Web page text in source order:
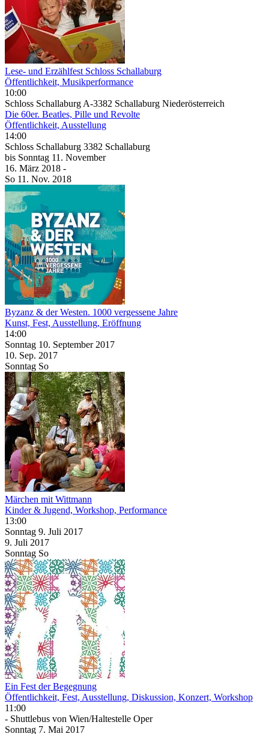
Lese- und Erzählfest Schloss Schallaburg
Öffentlichkeit, Musikperformance
10:00
Schloss Schallaburg A-3382 Schallaburg Niederösterreich
Die 60er. Beatles, Pille und Revolte
Öffentlichkeit, Ausstellung
14:00
Schloss Schallaburg 3382 Schallaburg
bis Sonntag 11. November
16. März 2018 -
So 11. Nov. 2018
Byzanz & der Westen. 1000 vergessene Jahre
Kunst, Fest, Ausstellung, Eröffnung
14:00
Sonntag 10. September 2017
10. Sep. 2017
Sonntag So
Märchen mit Wittmann
Kinder & Jugend, Workshop, Performance
13:00
Sonntag 9. Juli 2017
9. Juli 2017
Sonntag So
Ein Fest der Begegnung
Öffentlichkeit, Fest, Ausstellung, Diskussion, Konzert, Workshop
11:00
- Shuttlebus von Wien/Haltestelle Oper
Sonntag 7. Mai 2017